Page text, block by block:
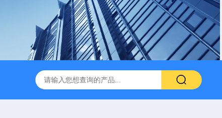
CS-300轨道式摇床 JKG-203新型冷原子吸收测汞仪